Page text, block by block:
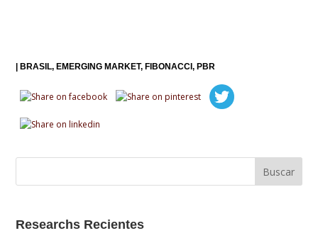
BRASIL EMERGING MARKET FIBONACCI PBR
Researchs Recientes